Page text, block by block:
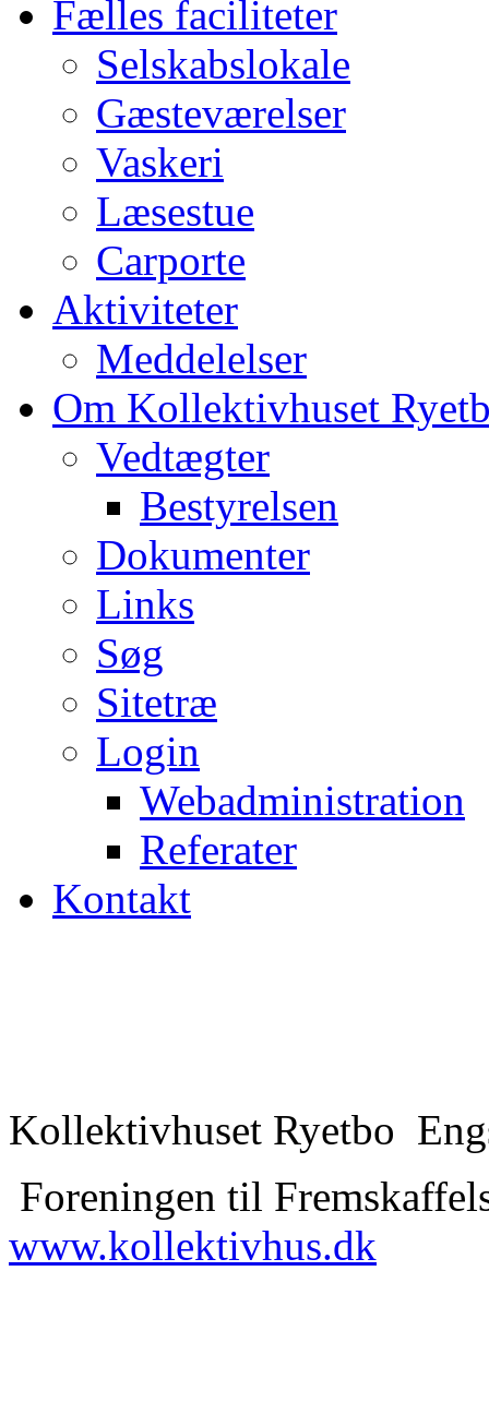
Fælles faciliteter
Selskabslokale
Gæsteværelser
Vaskeri
Læsestue
Carporte
Aktiviteter
Meddelelser
Om Kollektivhuset
Vedtægter
Bestyrelsen
Dokumenter
Links
Søg
Sitetræ
Login
Webadministration
Referater
Kontakt
Kollektivhuset Ryetbo
Foreningen til
www.kollektivhus.dk